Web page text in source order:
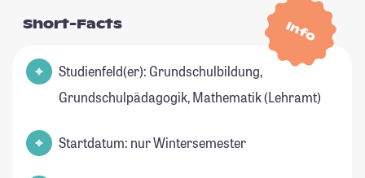
Info
Short-Facts
Studienfeld(er): Grundschulbildung,
Grundschulpädagogik, Mathematik (Lehramt)
Startdatum: nur Wintersemester